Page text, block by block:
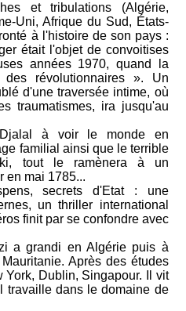
et tribulations (Algérie,
Uni, Afrique du Sud, États-
à l'histoire de son pays :
était l'objet de convoitises
années 1970, quand la
révolutionnaires ». Un
d'une traversée intime, où
traumatismes, ira jusqu'au
Djalal à voir le monde en
familial ainsi que le terrible
tout le ramènera à un
en mai 1785...
secrets d'Etat : une
un thriller international
finit par se confondre avec
a grandi en Algérie puis à
Après des études
Dublin, Singapour. Il vit
travaille dans le domaine de